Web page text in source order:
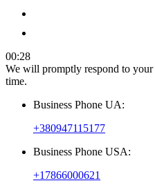
00:28
We will promptly respond to
time.
Business Phone UA:
+380947115177
Business Phone USA:
+17866000621